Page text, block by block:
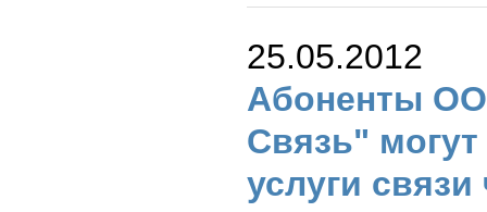
25.05.2012
Абоненты
Связь"
услуги связи